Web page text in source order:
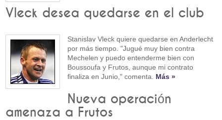
Vleck desea quedarse en el club
Stanislav Vleck quiere quedarse en Anderlecht
por más tiempo. "Jugué muy bien contra
Mechelen y puedo entenderme bien con
Boussoufa y Frutos, aunque mi contrato
finaliza en Junio," comenta. Más »
Nueva operación
amenaza a Frutos